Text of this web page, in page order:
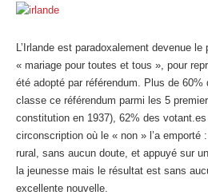
L’Irlande est paradoxalement devenue
« mariage pour toutes et tous », pour
été adopté par référendum. Plus de 60%
classe ce référendum parmi les 5
constitution en 1937), 62% des
circonscription où le « non » l’a emporté
rural, sans aucun doute, et appuyé sur
la jeunesse mais le résultat est sans
excellente nouvelle.